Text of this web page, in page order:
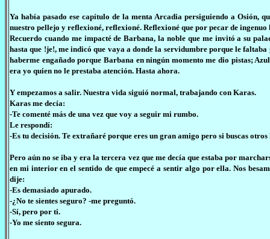
Ya había pasado ese capítulo de la menta Arcadia persiguiendo a Osión,
nuestro pellejo y reflexioné, reflexioné. Reflexioné que por pecar de ingenuo
Recuerdo cuando me impacté de Barbana, la noble que me invitó a su
hasta que !je!, me indicó que vaya a donde la servidumbre porque le
haberme engañado porque Barbana en ningún momento me dio pistas;
era yo quien no le prestaba atención. Hasta ahora.
Y empezamos a salir. Nuestra vida siguió normal, trabajando con Karas.
Karas me decía:
-Te comenté más de una vez que voy a seguir mi rumbo.
Le respondí:
-Es tu decisión. Te extrañaré porque eres un gran amigo pero si buscas
Pero aún no se iba y era la tercera vez que me decía que estaba por
en mi interior en el sentido de que empecé a sentir algo por ella. Nos
dije:
-Es demasiado apurado.
-¿No te sientes seguro? -me preguntó.
-Sí, pero por ti.
-Yo me siento segura.